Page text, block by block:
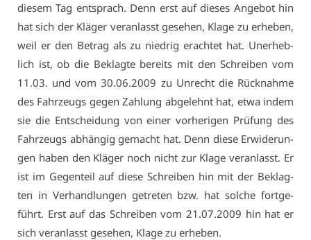
die­sem Tag ent­sprach. Denn erst auf die­ses An­ge­bot hin
hat sich der Klä­ger ver­an­lasst ge­se­hen, Kla­ge zu er­he­ben,
weil er den Be­trag als zu nied­rig er­ach­tet hat. Un­er­heb­
lich ist, ob die Be­klag­te be­reits mit den Schrei­ben vom
11.03. und vom 30.06.2009 zu Un­recht die Rück­nah­me
des Fahr­zeugs ge­gen Zah­lung ab­ge­lehnt hat, et­wa in­dem
sie die Ent­schei­dung von ei­ner vor­he­ri­gen Prü­fung des
Fahr­zeugs ab­hän­gig ge­macht hat. Denn die­se Er­wi­de­run­
gen ha­ben den Klä­ger noch nicht zur Kla­ge ver­an­lasst. Er
ist im Ge­gen­teil auf die­se Schrei­ben hin mit der Be­klag­
ten in Ver­hand­lun­gen ge­tre­ten bzw. hat sol­che fort­ge­
führt. Erst auf das Schrei­ben vom 21.07.2009 hin hat er
sich ver­an­lasst ge­se­hen, Kla­ge zu er­he­ben.